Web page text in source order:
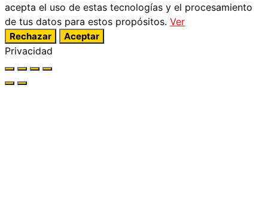
acepta el uso de estas tecnologías y el procesamiento
de tus datos para estos propósitos. Ver
Rechazar Aceptar
Privacidad